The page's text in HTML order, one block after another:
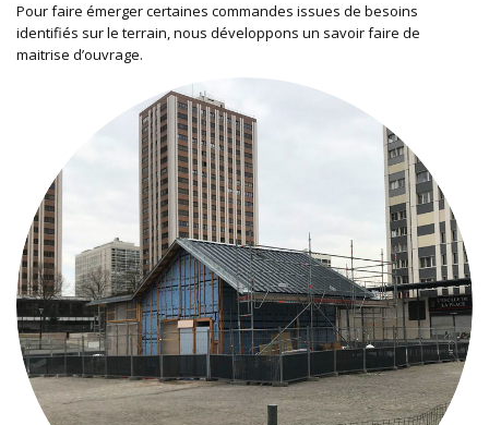
Pour faire émerger certaines commandes issues de besoins
identifiés sur le terrain, nous développons un savoir faire de
maitrise d’ouvrage.